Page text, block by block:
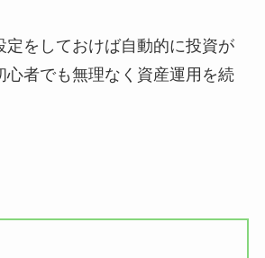
定をしておけば自動的に投資が
心者でも無理なく資産運用を続